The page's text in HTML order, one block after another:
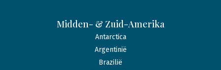
Midden- & Zuid-Amerika
Antarctica
Argentinië
Brazilië